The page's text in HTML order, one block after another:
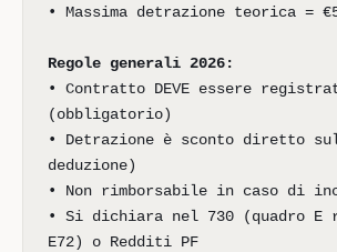
• Massima detrazione teorica =
Regole generali 2026:
• Contratto DEVE essere
(obbligatorio)
• Detrazione è sconto diretto
deduzione)
• Non rimborsabile in caso di
• Si dichiara nel 730 (quadro E
E72) o Redditi PF